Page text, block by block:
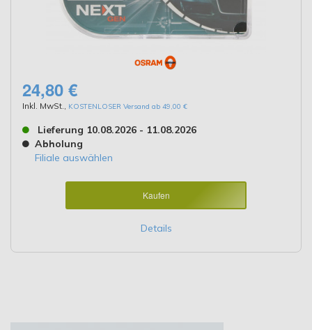
24,80 €
Inkl. MwSt. KOSTENLOSER Versand ab 49,00 €
Lieferung 10.08.2026 - 11.08.2026
Abholung
Filiale auswählen
Kaufen
Details